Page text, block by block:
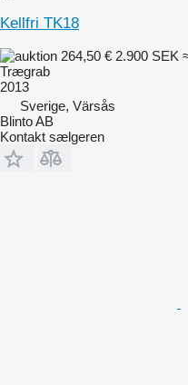
Kellfri TK18
264,50 € 2.900 SEK
Trægrab
2013
Sverige, Värsås
Blinto AB
Kontakt sælgeren